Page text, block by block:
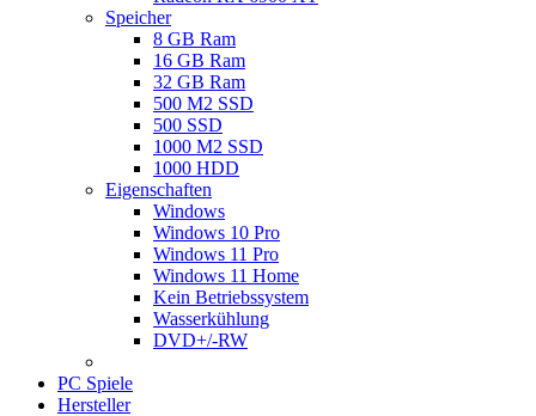
Speicher
8 GB Ram
16 GB Ram
32 GB Ram
500 M2 SSD
500 SSD
1000 M2 SSD
1000 HDD
Eigenschaften
Windows
Windows 10 Pro
Windows 11 Pro
Windows 11 Home
Kein Betriebssystem
Wasserkühlung
DVD+/-RW
PC Spiele
Hersteller